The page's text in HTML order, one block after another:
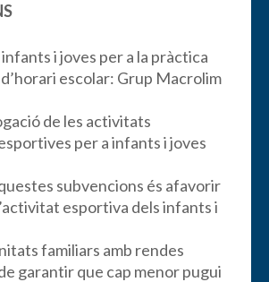
i joves per a la pràctica
escolar: Grup Macrolim
de les activitats
per a infants i joves
subvencions és afavorir
esportiva dels infants i
familiars amb rendes
garantir que cap menor pugui